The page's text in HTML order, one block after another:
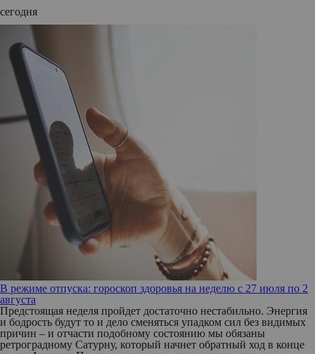
сегодня
В режиме отпуска: гороскоп здоровья на неделю с 27 июля по 2
августа
Предстоящая неделя пройдет достаточно нестабильно. Энергия
и бодрость будут то и дело сменяться упадком сил без видимых
причин – и отчасти подобному состоянию мы обязаны
ретроградному Сатурну, который начнет обратный ход в конце